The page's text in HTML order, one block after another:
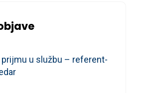
prijmu u službu – referent-